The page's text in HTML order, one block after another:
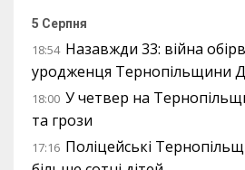
5 Серпня
18:54 Назавжди 33: війна
уродженця Тернопільщини
18:00 У четвер на
та грози
17:16 Поліцейські